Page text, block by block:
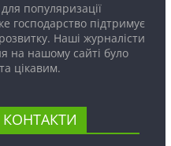
популяризації
господарство підтримує
Наші журналісти
на нашому сайті було
цікавим.
КОНТАКТИ